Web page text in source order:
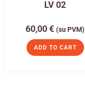
LV 02
60,00€ (su PVM)
ADD TO CART